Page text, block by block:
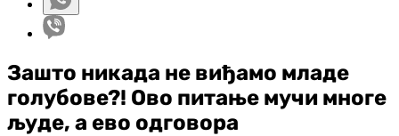
Зашто никада не виђамо младе
голубове?! Ово питање мучи многе
људе, а ево одговора